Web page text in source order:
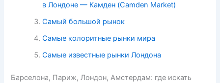
в Лондоне — Камден (Camden Market)
Самый большой рынок
Самые колоритные рынки мира
Самые известные рынки Лондона
Барселона, Париж, Лондон, Амстердам: где искать